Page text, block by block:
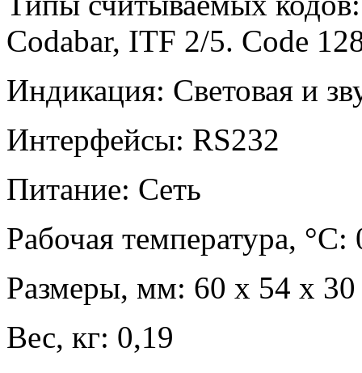
Codabar, ITF 2/5. Code
Индикация: Световая и
Интерфейсы: RS232
Питание: Сеть
Рабочая температура, °С:
Размеры, мм: 60 x 54 x 30
Вес, кг: 0,19